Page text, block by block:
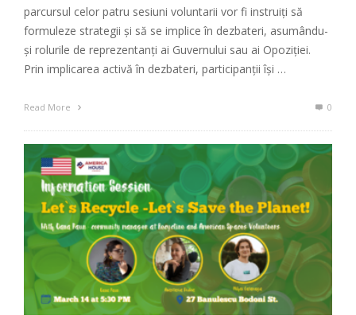
parcursul celor patru sesiuni voluntarii vor fi instruiți să
formuleze strategii și să se implice în dezbateri, asumându-
și rolurile de reprezentanți ai Guvernului sau ai Opoziției.
Prin implicarea activă în dezbateri, participanții își …
Read More 0